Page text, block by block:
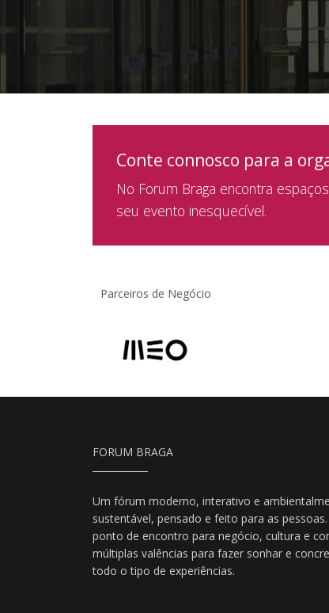
Conte connosco para a
No Forum Braga encontra
seu evento inesquecível.
Parceiros de Negócio
FORUM BRAGA
Um fórum moderno, interativo e
sustentável, pensado e feito para as
ponto de encontro para negócio, cultura e
múltiplas valências para fazer sonhar e
todo o tipo de experiências.